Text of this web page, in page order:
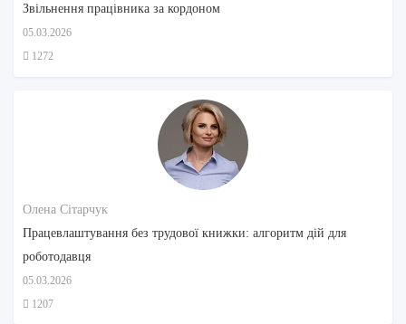
Звільнення працівника за кордоном
05.03.2026
1272
Олена Сітарчук
Працевлаштування без трудової книжки: алгоритм дій для
роботодавця
05.03.2026
1207